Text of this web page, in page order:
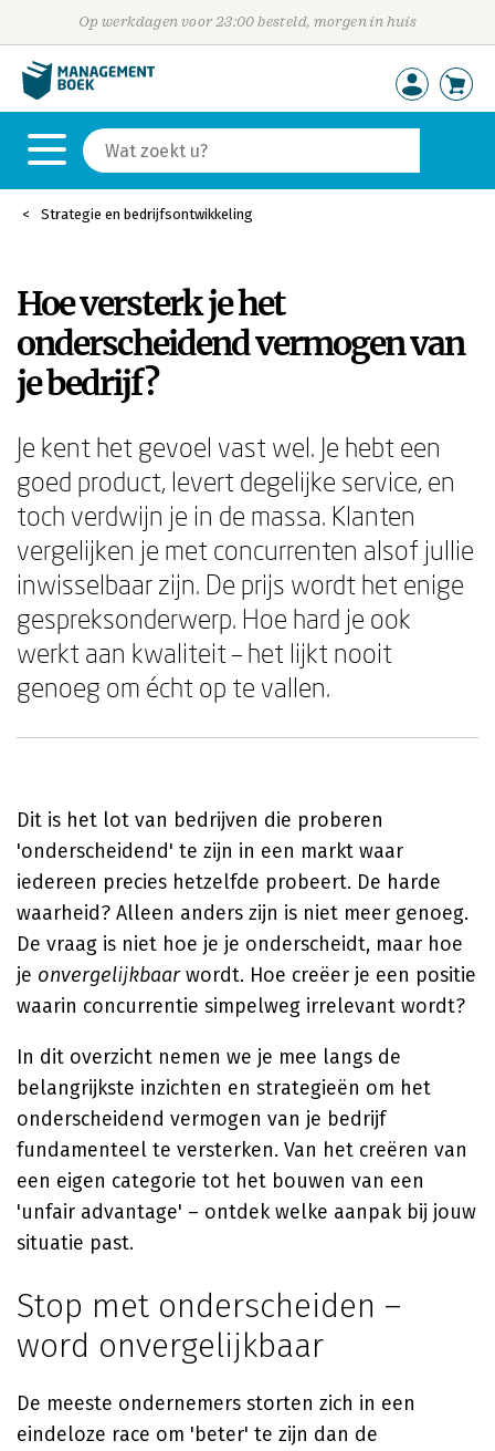
Op werkdagen voor 23:00 besteld, morgen in huis
Strategie en bedrijfsontwikkeling
Hoe versterk je het
onderscheidend vermogen van
je bedrijf?
Je kent het gevoel vast wel. Je hebt een
goed product, levert degelijke service, en
toch verdwijn je in de massa. Klanten
vergelijken je met concurrenten alsof jullie
inwisselbaar zijn. De prijs wordt het enige
gespreksonderwerp. Hoe hard je ook
werkt aan kwaliteit – het lijkt nooit
genoeg om écht op te vallen.
Dit is het lot van bedrijven die proberen
'onderscheidend' te zijn in een markt waar
iedereen precies hetzelfde probeert. De harde
waarheid? Alleen anders zijn is niet meer genoeg.
De vraag is niet hoe je je onderscheidt, maar hoe
je onvergelijkbaarwordt. Hoe creëer je een positie
waarin concurrentie simpelweg irrelevant wordt?
In dit overzicht nemen we je mee langs de
belangrijkste inzichten en strategieën om het
onderscheidend vermogen van je bedrijf
fundamenteel te versterken. Van het creëren van
een eigen categorie tot het bouwen van een
'unfair advantage' – ontdek welke aanpak bij jouw
situatie past.
Stop met onderscheiden –
word onvergelijkbaar
De meeste ondernemers storten zich in een
eindeloze race om 'beter' te zijn dan de